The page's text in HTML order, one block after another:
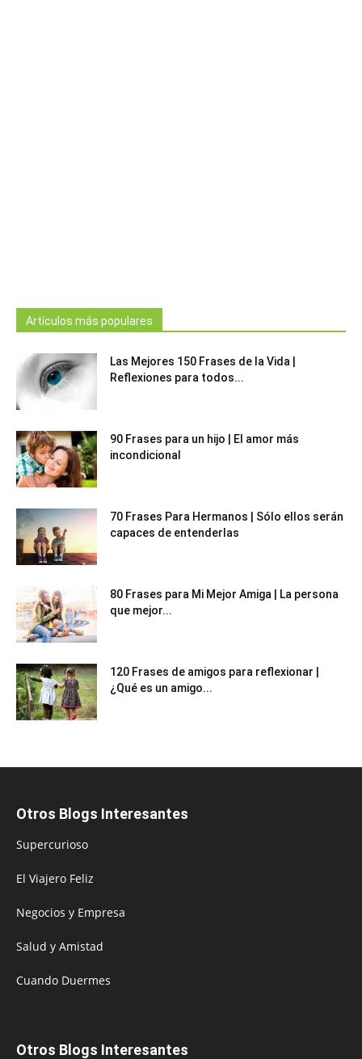
Artículos más populares
Las Mejores 150 Frases de la Vida |
Reflexiones para todos...
90 Frases para un hijo | El amor más
incondicional
70 Frases Para Hermanos | Sólo ellos serán
capaces de entenderlas
80 Frases para Mi Mejor Amiga | La persona
que mejor...
120 Frases de amigos para reflexionar |
¿Qué es un amigo...
Otros Blogs Interesantes
Supercurioso
El Viajero Feliz
Negocios y Empresa
Salud y Amistad
Cuando Duermes
Otros Blogs Interesantes